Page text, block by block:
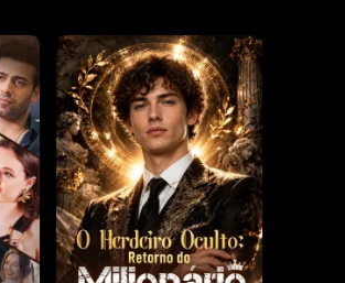
EP 22 EP 23 EP 24
EP 25 EP 26 EP 27